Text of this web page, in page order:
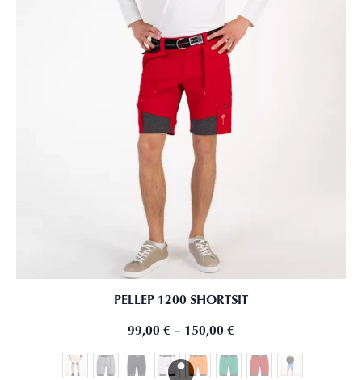
PELLEP 1200 SHORTSIT
99,00 €– 150,00 €